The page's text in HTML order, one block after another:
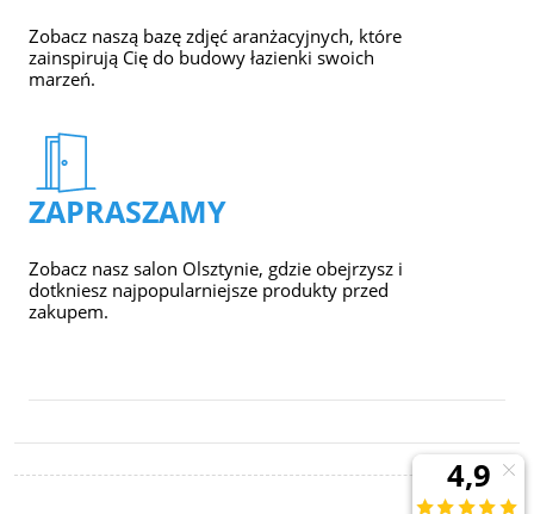
Zobacz naszą bazę zdjęć aranżacyjnych, które
zainspirują Cię do budowy łazienki swoich
marzeń.
ZAPRASZAMY
Zobacz nasz salon Olsztynie, gdzie obejrzysz i
dotkniesz najpopularniejsze produkty przed
zakupem.